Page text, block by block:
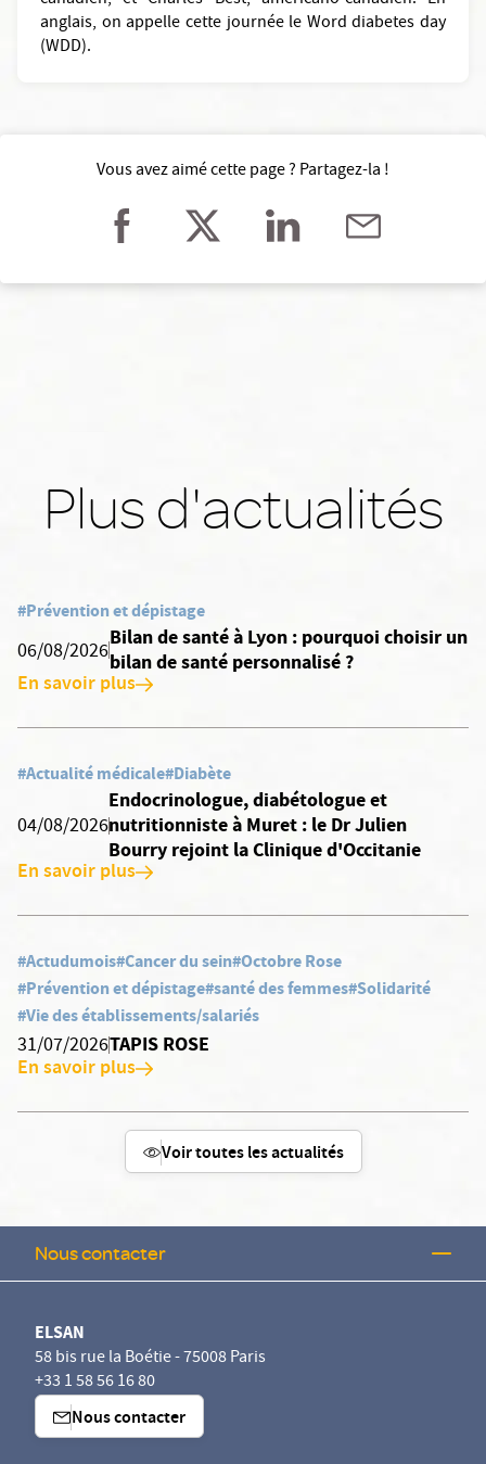
anglais, on appelle cette journée le Word diabetes day
(WDD).
Vous avez aimé cette page ? Partagez-la !
Plus d'actualités
#Prévention et dépistage
06/08/2026
Bilan de santé à Lyon : pourquoi choisir un
bilan de santé personnalisé ?
En savoir plus
#Actualité médicale#Diabète
04/08/2026
Endocrinologue, diabétologue et
nutritionniste à Muret : le Dr Julien
Bourry rejoint la Clinique d'Occitanie
En savoir plus
#Actudumois#Cancer du sein#Octobre Rose
#Prévention et dépistage#santé des femmes#Solidarité
#Vie des établissements/salariés
31/07/2026TAPIS ROSE
En savoir plus
Voir toutes les actualités
Nous contacter
ELSAN
58 bis rue la Boétie - 75008 Paris
+33 1 58 56 16 80
Nous contacter